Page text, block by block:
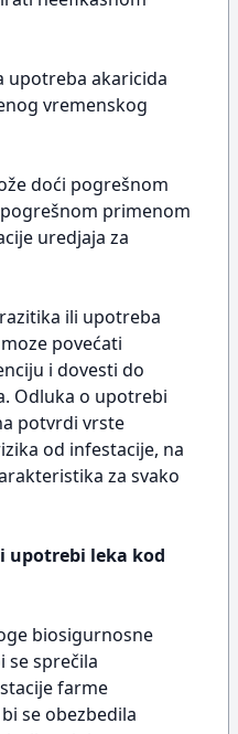
upotreba akaricida
vremenskog
doći pogrešnom
primenom
uredjaja za
ili upotreba
povećati
i dovesti do
Odluka o upotrebi
potvrdi vrste
od infestacije, na
za svako
upotrebi leka kod
biosigurnosne
se sprečila
farme
se obezbedila